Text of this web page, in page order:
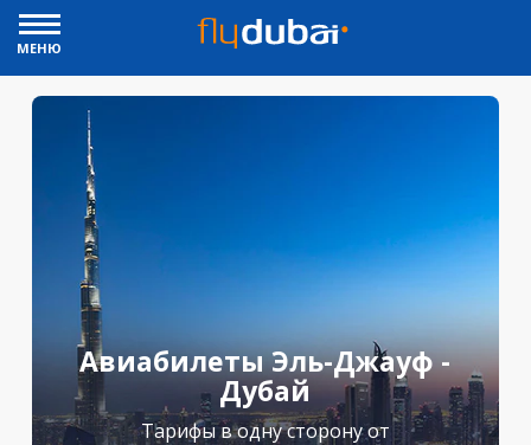
МЕНЮ
Авиабилеты Эль-Джауф -
Дубай
Тарифы в одну сторону от